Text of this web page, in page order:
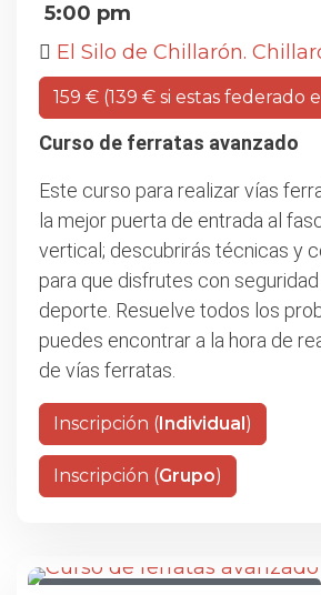
5:00 pm
El Silo de Chillarón.
159 € (139 € si estas federado
Curso de ferratas avanzado
Este curso para realizar vías
la mejor puerta de entrada al
vertical; descubrirás técnicas y
para que disfrutes con
deporte. Resuelve todos los
puedes encontrar a la hora de
de vías ferratas.
Inscripción (Individual)
Inscripción (Grupo)